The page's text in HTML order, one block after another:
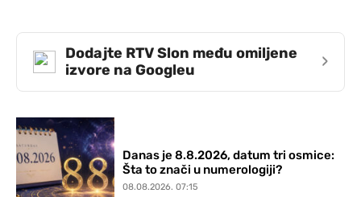
Dodajte RTV Slon među omiljene
izvore na Googleu
›
Danas je 8.8.2026, datum tri osmice:
Šta to znači u numerologiji?
08.08.2026. 07:15